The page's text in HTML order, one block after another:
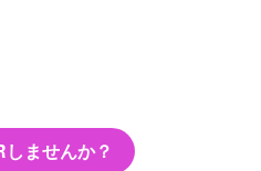
ませんか？